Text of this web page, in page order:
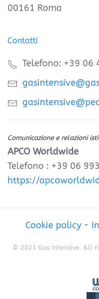
00161 Roma
Contatti
Telefono: +39 06
Comunicazione e relazioni
APCO Worldwide
Telefono : +39 06
https://
Cookie policy-
© 2021 Gas Intensive. All